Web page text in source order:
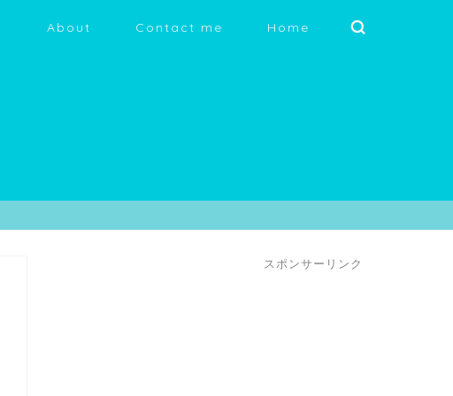
About Contact me Home
スポンサーリンク